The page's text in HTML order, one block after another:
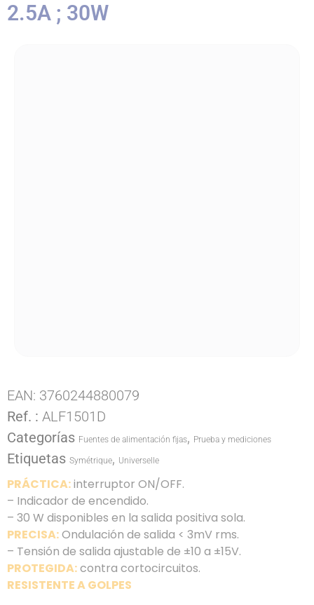
2.5A ; 30W
EAN: 3760244880079
Ref. : ALF1501D
Categorías Fuentes de alimentación fijas, Prueba y mediciones
Etiquetas Symétrique, Universelle
PRÁCTICA:interruptor ON/OFF.
– Indicador de encendido.
– 30 W disponibles en la salida positiva sola.
PRECISA:Ondulación de salida < 3mV rms.
– Tensión de salida ajustable de ±10 a ±15V.
PROTEGIDA:contra cortocircuitos.
RESISTENTE A GOLPES